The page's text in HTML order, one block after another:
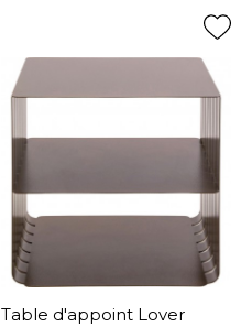
Table d'appoint Lover